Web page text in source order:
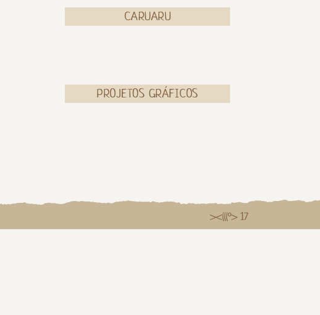
CARUARU
PROJETOS GRÁFICOS
><(((º> 17